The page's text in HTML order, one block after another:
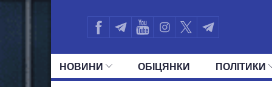
НОВИНИ ОБIЦЯНКИ ПОЛIТИКИ